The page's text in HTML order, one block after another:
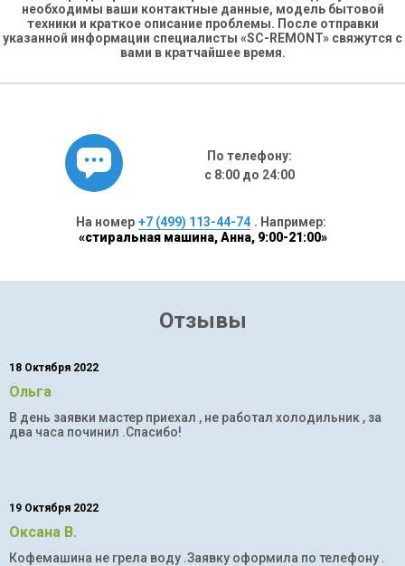
необходимы ваши контактные данные, модель бытовой
техники и краткое описание проблемы. После отправки
указанной информации специалисты «SC-REMONT» свяжутся с
вами в кратчайшее время.
По телефону:
с 8:00 до 24:00
На номер +7 (499) 113-44-74 . Например:
«стиральная машина, Анна, 9:00-21:00»
Отзывы
18 Октября 2022
Ольга
В день заявки мастер приехал , не работал холодильник , за
два часа починил .Спасибо!
19 Октября 2022
Оксана В.
Кофемашина не грела воду .Заявку оформила по телефону .